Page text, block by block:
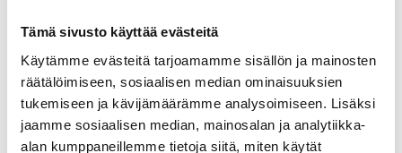
Tämä sivusto käyttää evästeitä
Käytämme evästeitä tarjoamamme sisällön ja mainosten
räätälöimiseen, sosiaalisen median ominaisuuksien
tukemiseen ja kävijämäärämme analysoimiseen. Lisäksi
jaamme sosiaalisen median, mainosalan ja analytiikka-
alan kumppaneillemme tietoja siitä, miten käytät
Fujifilm UVSCALE
Fujifilm UVSCALE ultraviolettivalon mittaamiseen.
570.00 LUE LISÄÄ